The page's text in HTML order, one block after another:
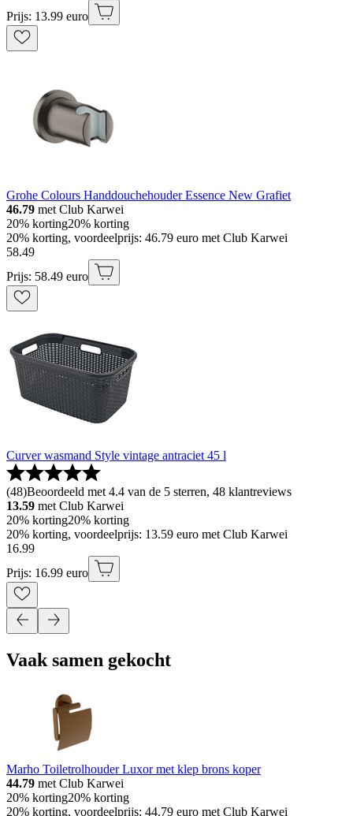
Prijs: 13.99 euro
Grohe Colours Handdouchehouder Essence New Grafiet
46.79 met Club Karwei
20% korting20% korting
20% korting, voordeelprijs: 46.79 euro met Club Karwei
58.49
Prijs: 58.49 euro
Curver wasmand Style vintage antraciet 45 l
(48)Beoordeeld met 4.4 van de 5 sterren, 48 klantreviews
13.59 met Club Karwei
20% korting20% korting
20% korting, voordeelprijs: 13.59 euro met Club Karwei
16.99
Prijs: 16.99 euro
Vaak samen gekocht
Marho Toiletrolhouder Luxor met klep brons koper
44.79 met Club Karwei
20% korting20% korting
20% korting, voordeelprijs: 44.79 euro met Club Karwei